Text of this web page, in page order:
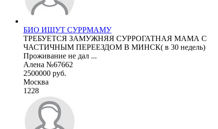
БИО ИЩУТ СУРРМАМУ
ТРЕБУЕТСЯ ЗАМУЖНЯЯ СУРРОГАТНАЯ МАМА С
ЧАСТИЧНЫМ ПЕРЕЕЗДОМ В МИНСК( в 30 недель)
Проживание не дал ...
Алена №67662
2500000 руб.
Москва
1228